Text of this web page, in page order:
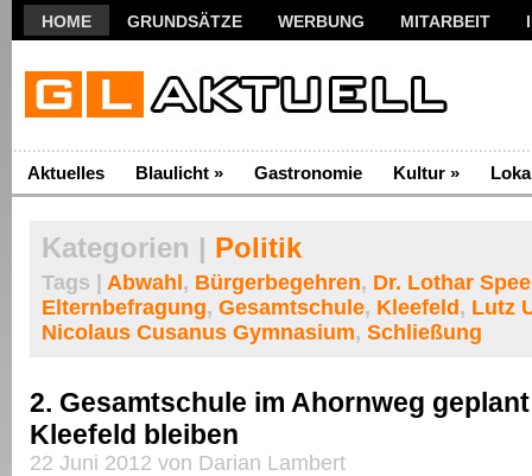
HOME GRUNDSÄTZE WERBUNG MITARBEIT
Aktuelles Blaulicht » Gastronomie Kultur »
Kategorien | Politik
Tags | Abwahl , Bürgerbegehren, Dr. Lothar
Elternbefragung, Gesamtschule, Kleefeld , Lutz
Nicolaus Cusanus Gymnasium, Schließung
2. Gesamtschule im Ahornweg
Kleefeld bleiben
22 Juni 2012 von Darian Lambert